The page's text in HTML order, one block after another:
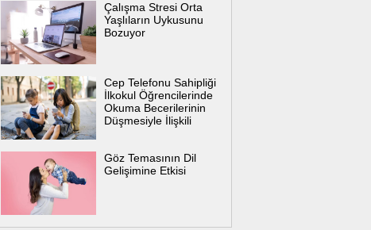
Çalışma Stresi Orta
Yaşlıların Uykusunu
Bozuyor
Cep Telefonu Sahipliği
İlkokul Öğrencilerinde
Okuma Becerilerinin
Düşmesiyle İlişkili
Göz Temasının Dil
Gelişimine Etkisi